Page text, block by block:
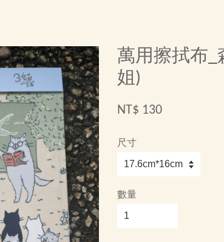
萬用擦拭布
姐)
NT$ 130
尺寸
數量